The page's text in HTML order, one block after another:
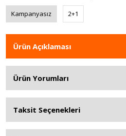
Kampanyasız 2+1
Ürün Açıklaması
Ürün Yorumları
Taksit Seçenekleri